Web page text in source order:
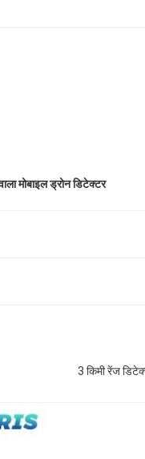
मोबाइल ड्रोन डिटेक्टर
3 किमी रेंज